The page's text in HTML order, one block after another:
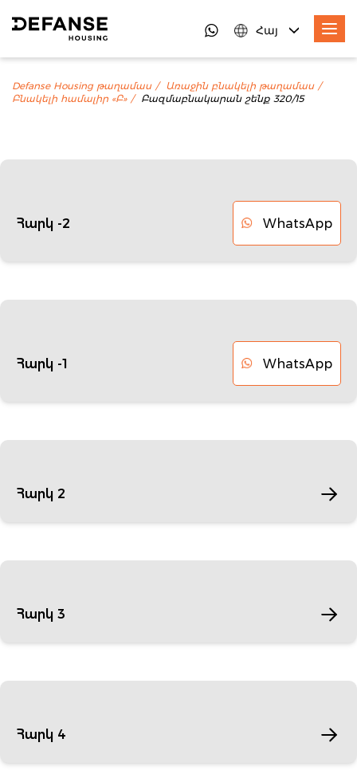
Հայ
Defanse Housing թաղամաս
Առաջին բնակելի թաղամաս
Բնակելի համալիր «Բ»
Բազմաբնակարան շենք 320/15
Հարկ -2 WhatsApp
Հարկ -1 WhatsApp
Հարկ 2
Հարկ 3
Հարկ 4